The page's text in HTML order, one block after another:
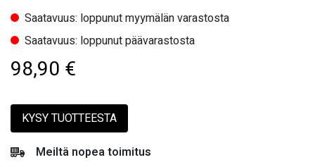
Saatavuus: loppunut myymälän varastosta
Saatavuus: loppunut päävarastosta
98,90 €
KYSY TUOTTEESTA
Meiltä nopea toimitus